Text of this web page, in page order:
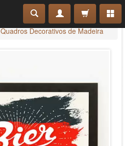
Quadros Decorativos de Madeira